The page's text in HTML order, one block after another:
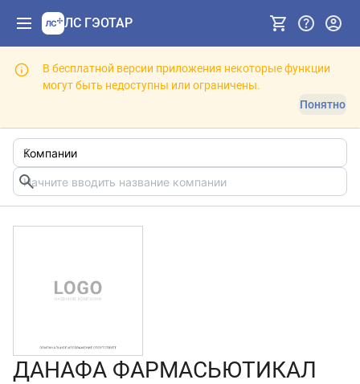
ЛС ГЭОТАР
В бесплатной версии приложения некоторые функции
могут быть недоступны или ограничены.
Понятно
ДАНАФА ФАРМАСЬЮТИКАЛ